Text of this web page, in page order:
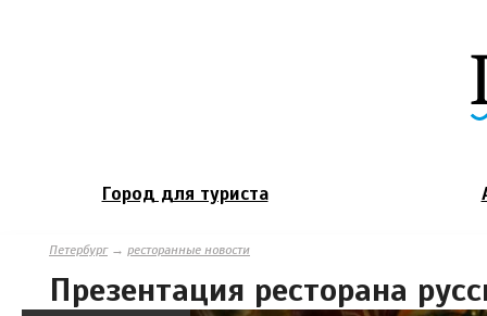
Город для туриста
Петербург→ ресторанные новости
Презентация ресторана